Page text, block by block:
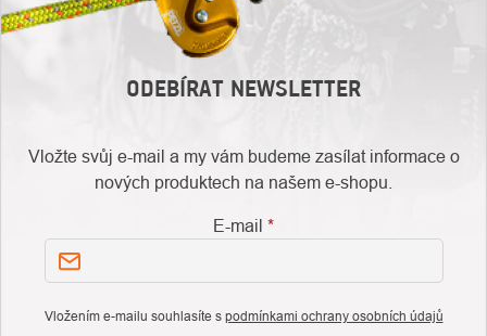
ODEBÍRAT NEWSLETTER
Vložte svůj e-mail a my vám budeme zasílat informace o
nových produktech na našem e-shopu.
E-mail
Vložením e-mailu souhlasíte s podmínkami ochrany osobních údajů